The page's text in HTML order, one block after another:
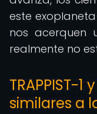
este
nos acerquen
realmente no
TRAPPIST-
similares a